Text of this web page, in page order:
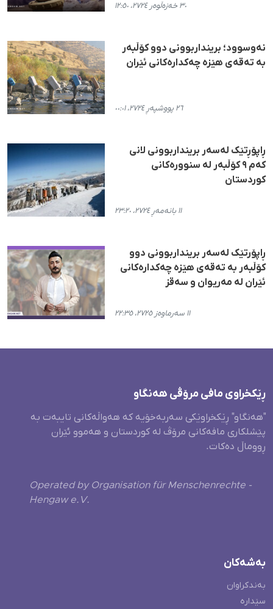
٣٠ خەزەڵوەر ٢٧٢٤، ١٢:٥٠
نەوسوود؛ برینداربوونی دوو کۆڵبەر
بە تەقەی هێزە چەکدارەکانی ئێران
٢٦ پووشپەڕ ٢٧٢٤، ٠٠:٠١
ڕاپۆڕتێک لەسەر برینداربوونی لانی
کەم ٩ کۆڵبەر لە سنوورەکانی
کوردستان
١١ بانەمەڕ ٢٧٢٤، ٢٣:٢٠
ڕاپۆرتێک لەسەر برینداربوونی دوو
کۆڵبەر بە تەقەی هێزە چەکدارەکانی
ئێران لە مەریوان و سەقز
١١ سەرماوەز ٢٧٢٥، ٢٢:٣٥
ڕێکخراوی مافی مرۆڤی هەنگاو
"هەنگاو" ڕێکخراوێکی سەربەخۆیە کە هەواڵەکانی تایبەت بە
پێشلکاری مافەکانی مرۆڤ لە کوردستان و هەموو ئێران
ڕووماڵ دەکات.
Operated by Organisation für Menschenrechte -
Hengaw e.V.
بەشەکان
بەندکراوان
سێدارە